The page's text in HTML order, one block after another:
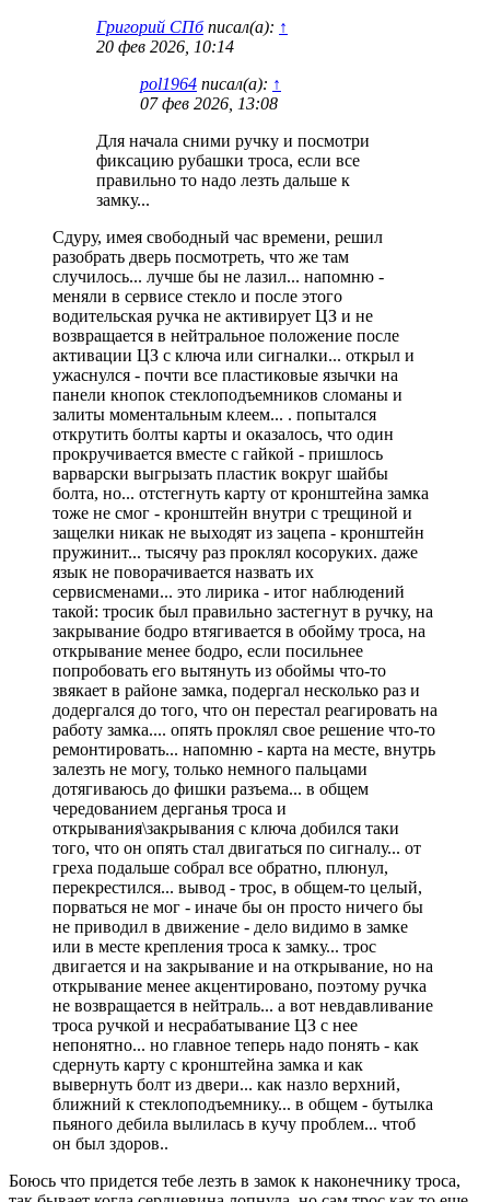
Григорий СПбписал(а): ↑
20 фев 2026, 10:14
pol1964 писал(а): ↑
07 фев 2026, 13:08
Для начала сними ручку и посмотри
фиксацию рубашки троса, если все
правильно то надо лезть дальше к
замку...
Сдуру, имея свободный час времени, решил
разобрать дверь посмотреть, что же там
случилось... лучше бы не лазил... напомню -
меняли в сервисе стекло и после этого
водительская ручка не активирует ЦЗ и не
возвращается в нейтральное положение после
активации ЦЗ с ключа или сигналки... открыл и
ужаснулся - почти все пластиковые язычки на
панели кнопок стеклоподъемников сломаны и
залиты моментальным клеем... . попытался
открутить болты карты и оказалось, что один
прокручивается вместе с гайкой - пришлось
варварски выгрызать пластик вокруг шайбы
болта, но... отстегнуть карту от кронштейна замка
тоже не смог - кронштейн внутри с трещиной и
защелки никак не выходят из зацепа - кронштейн
пружинит... тысячу раз проклял косоруких. даже
язык не поворачивается назвать их
сервисменами... это лирика - итог наблюдений
такой: тросик был правильно застегнут в ручку, на
закрывание бодро втягивается в обойму троса, на
открывание менее бодро, если посильнее
попробовать его вытянуть из обоймы что-то
звякает в районе замка, подергал несколько раз и
додергался до того, что он перестал реагировать на
работу замка.... опять проклял свое решение что-то
ремонтировать... напомню - карта на месте, внутрь
залезть не могу, только немного пальцами
дотягиваюсь до фишки разъема... в общем
чередованием дерганья троса и
открывания\закрывания с ключа добился таки
того, что он опять стал двигаться по сигналу... от
греха подальше собрал все обратно, плюнул,
перекрестился... вывод - трос, в общем-то целый,
порваться не мог - иначе бы он просто ничего бы
не приводил в движение - дело видимо в замке
или в месте крепления троса к замку... трос
двигается и на закрывание и на открывание, но на
открывание менее акцентировано, поэтому ручка
не возвращается в нейтраль... а вот невдавливание
троса ручкой и несрабатывание ЦЗ с нее
непонятно... но главное теперь надо понять - как
сдернуть карту с кронштейна замка и как
вывернуть болт из двери... как назло верхний,
ближний к стеклоподъемнику... в общем - бутылка
пьяного дебила вылилась в кучу проблем... чтоб
он был здоров..
Боюсь что придется тебе лезть в замок к наконечнику троса,